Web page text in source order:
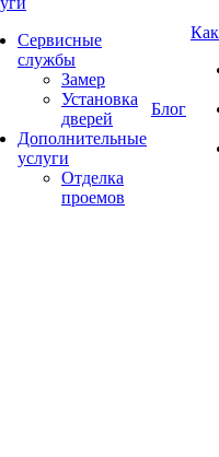
Сервисные
службы
Замер
Установка
дверей
Дополнительные
услуги
Отделка
проемов
Блог